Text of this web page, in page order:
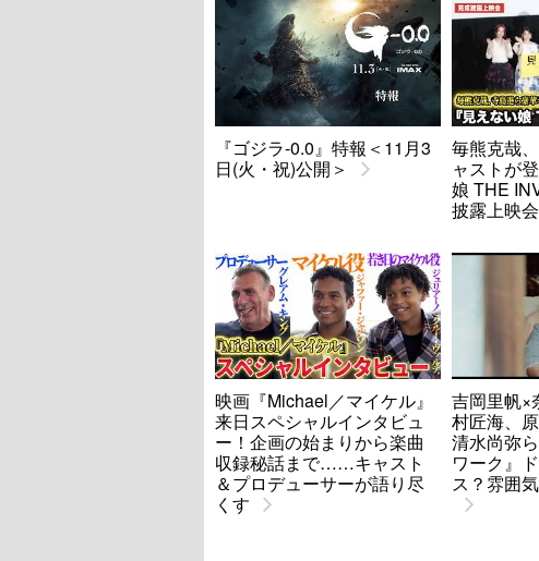
『ゴジラ-0.0』特報＜11月3
日(火・祝)公開＞
毎熊克哉
ャストが
娘 THE
披露上映
映画『Michael／マイケル』
来日スペシャルインタビュ
ー！企画の始まりから楽曲
収録秘話まで……キャスト
＆プロデューサーが語り尽
くす
吉岡里帆×
村匠海、
清水尚弥
ワーク』
ス？雰囲